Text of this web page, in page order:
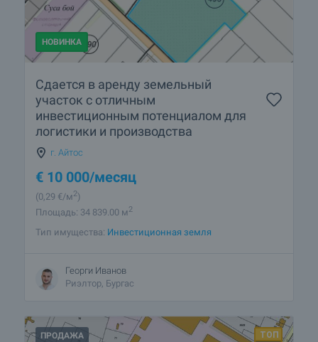
НОВИНКА
Сдается в аренду земельный
участок с отличным
инвестиционным потенциалом для
логистики и производства
г. Айтос
€ 10 000/месяц
(0 ,29 €/м2)
Площадь: 34 839.00 м2
Тип имущества: Инвестиционная земля
Георги Иванов
Риэлтор, Бургас
ПРОДАЖА